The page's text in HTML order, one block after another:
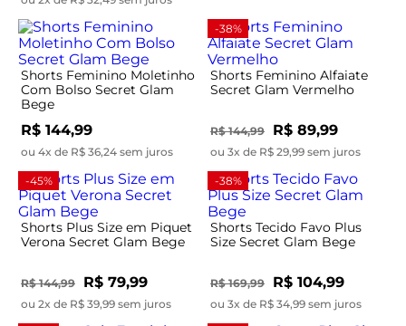
Shorts Feminino Moletinho
Com Bolso Secret Glam
Bege
R$ 144,99
ou 4x de R$ 36,24 sem juros
-38%
Shorts Feminino Alfaiate
Secret Glam Vermelho
R$ 144,99 R$ 89,99
ou 3x de R$ 29,99 sem juros
-45%
Shorts Plus Size em Piquet
Verona Secret Glam Bege
R$ 144,99 R$ 79,99
ou 2x de R$ 39,99 sem juros
-38%
Shorts Tecido Favo Plus
Size Secret Glam Bege
R$ 169,99 R$ 104,99
ou 3x de R$ 34,99 sem juros